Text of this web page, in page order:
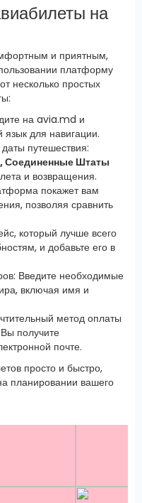
на
и приятным,
платформу
несколько простых
на avia.md и
для навигации.
путешествия:
Соединенные Штаты
и возвращения.
покажет вам
позволяя сравнить
который лучше всего
и добавьте его в
Введите необходимые
включая имя и
метод оплаты
получите
почте.
просто и быстро,
планировании вашего